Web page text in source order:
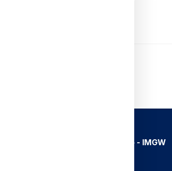
Aplikacja Meteo - IMGW